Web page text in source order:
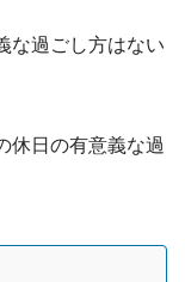
な過ごし方はない
休日の有意義な過